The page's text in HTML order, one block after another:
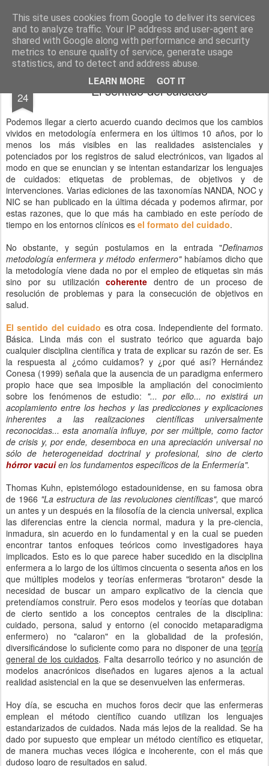
This site uses cookies from Google to deliver its services
and to analyze traffic. Your IP address and user-agent are
shared with Google along with performance and security
metrics to ensure quality of service, generate usage
statistics, and to detect and address abuse.
LEARN MORE GOT IT
El diagnóstico enfermero La Cuidadología es la ciencia del cuidado
Pages
24 El sentido del cuidado
Podemos llegar a cierto acuerdo cuando decimos que los cambios
vividos en metodología enfermera en los últimos 10 años, por lo
menos los más visibles en las realidades asistenciales y
potenciados por los registros de salud electrónicos, van ligados al
modo en que se enuncian y se intentan estandarizar los lenguajes
de cuidados: etiquetas de problemas, de objetivos y de
intervenciones. Varias ediciones de las taxonomías NANDA, NOC y
NIC se han publicado en la última década y podemos afirmar, por
estas razones, que lo que más ha cambiado en este período de
tiempo en los entornos clínicos es el formato del cuidado.
No obstante, y según postulamos en la entrada "Definamos
metodología enfermera y método enfermero" habíamos dicho que
la metodología viene dada no por el empleo de etiquetas sin más
sino por su utilizacióncoherente dentro de un proceso de
resolución de problemas y para la consecución de objetivos en
salud.
El sentido del cuidado es otra cosa. Independiente del formato.
Básica. Linda más con el sustrato teórico que aguarda bajo
cualquier disciplina científica y trata de explicar su razón de ser. Es
la respuesta al ¿cómo cuidamos? y ¿por qué así? Hernández
Conesa (1999) señala que la ausencia de un paradigma enfermero
propio hace que sea imposible la ampliación del conocimiento
sobre los fenómenos de estudio: "... por ello... no existirá un
acoplamiento entre los hechos y las predicciones y explicaciones
inherentes a las realizaciones científicas universalmente
reconocidas... esta anomalía influye, por ser múltiple, como factor
de crisis y, por ende, desemboca en una apreciación universal no
sólo de heterogeneidad doctrinal y profesional, sino de cierto
hórror vacuien los fundamentos específicos de la Enfermería".
Thomas Kuhn, epistemólogo estadounidense, en su famosa obra
de 1966 "La estructura de las revoluciones científicas", que marcó
un antes y un después en la filosofía de la ciencia universal, explica
las diferencias entre la ciencia normal, madura y la pre-ciencia,
inmadura, sin acuerdo en lo fundamental y en la cual se pueden
encontrar tantos enfoques teóricos como investigadores haya
implicados. Esto es lo que parece haber sucedido en la disciplina
enfermera a lo largo de los últimos cincuenta o sesenta años en los
que múltiples modelos y teorías enfermeras "brotaron" desde la
necesidad de buscar un amparo explicativo de la ciencia que
pretendíamos construir. Pero esos modelos y teorías que dotaban
de cierto sentido a los conceptos centrales de la disciplina:
cuidado, persona, salud y entorno (el conocido metaparadigma
enfermero) no "calaron" en la globalidad de la profesión,
diversificándose lo suficiente como para no disponer de una teoría
general de los cuidados. Falta desarrollo teórico y no asunción de
modelos anacrónicos diseñados en lugares ajenos a la actual
realidad asistencial en la que se desenvuelven las enfermeras.
Hoy día, se escucha en muchos foros decir que las enfermeras
emplean el método científico cuando utilizan los lenguajes
estandarizados de cuidados. Nada más lejos de la realidad. Se ha
dado por supuesto que emplear un método científico es etiquetar,
de manera muchas veces ilógica e incoherente, con el más que
dudoso logro de resultados en salud.